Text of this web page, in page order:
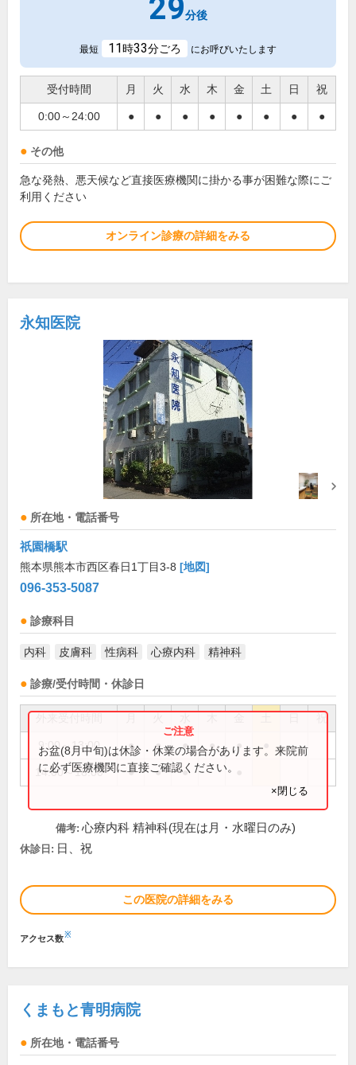
29分後
最短 11時33分ごろ にお呼びいたします
受付時間 月 火 水 木 金 土 日 祝
0:00～24:00 ● ● ● ● ● ● ● ●
その他
急な発熱、悪天候など直接医療機関に掛かる事が困難な際にご
利用ください
オンライン診療の詳細をみる
永知医院
所在地・電話番号
祇園橋駅
熊本県熊本市西区春日1丁目3-8 [地図]
096-353-5087
診療科目
内科 皮膚科 性病科 心療内科 精神科
診療/受付時間・休診日
祝
9:00～13:00 ● ● ● ● ●
14:00～18:00 ● ● ●
お盆(8月中旬)は休診・休業の場合があります。来院前
に必ず医療機関に直接ご確認ください。
×閉じる
備考: 心療内科 精神科(現在は月・水曜日のみ)
休診日: 日、祝
この医院の詳細をみる
アクセス数※
くまもと青明病院
所在地・電話番号